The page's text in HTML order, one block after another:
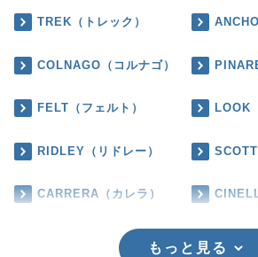
TREK（トレック）
COLNAGO（コルナゴ）
FELT（フェルト） LOOK
RIDLEY（リドレー） SCOTT
CARRERA（カレラ）
もっと見る